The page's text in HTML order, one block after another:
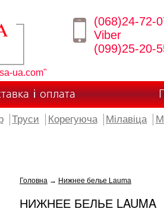
ua.com"
(068)24-72-
Viber
(099)25-20-
і оплата
Труси Корегуюча Мілавіца
Головна → Нижнее белье Lauma
НИЖНЕЕ БЕЛЬЕ LAUMA